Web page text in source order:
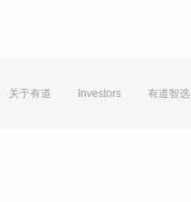
关于有道 Investors 有道智选